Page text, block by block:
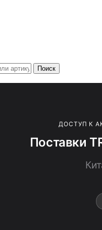
Поиск
ДОСТУП К
Поставки